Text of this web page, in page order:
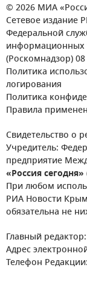
© 2026 МИА
Сетевое издание
Федеральной
информационных
(Роскомнадзор)
Политика
логирования
Политика
Правила
Свидетельство о
Учредитель:
предприятие
«Россия сегодня»
При любом
РИА Новости
обязательна не
Главный редактор:
Адрес
Телефон Редакции: